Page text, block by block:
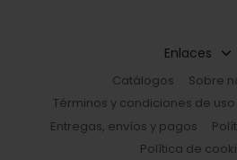
Enlaces
Catálogos
Sobre
Términos y condiciones de uso
Entregas, envíos y pagos
Política de